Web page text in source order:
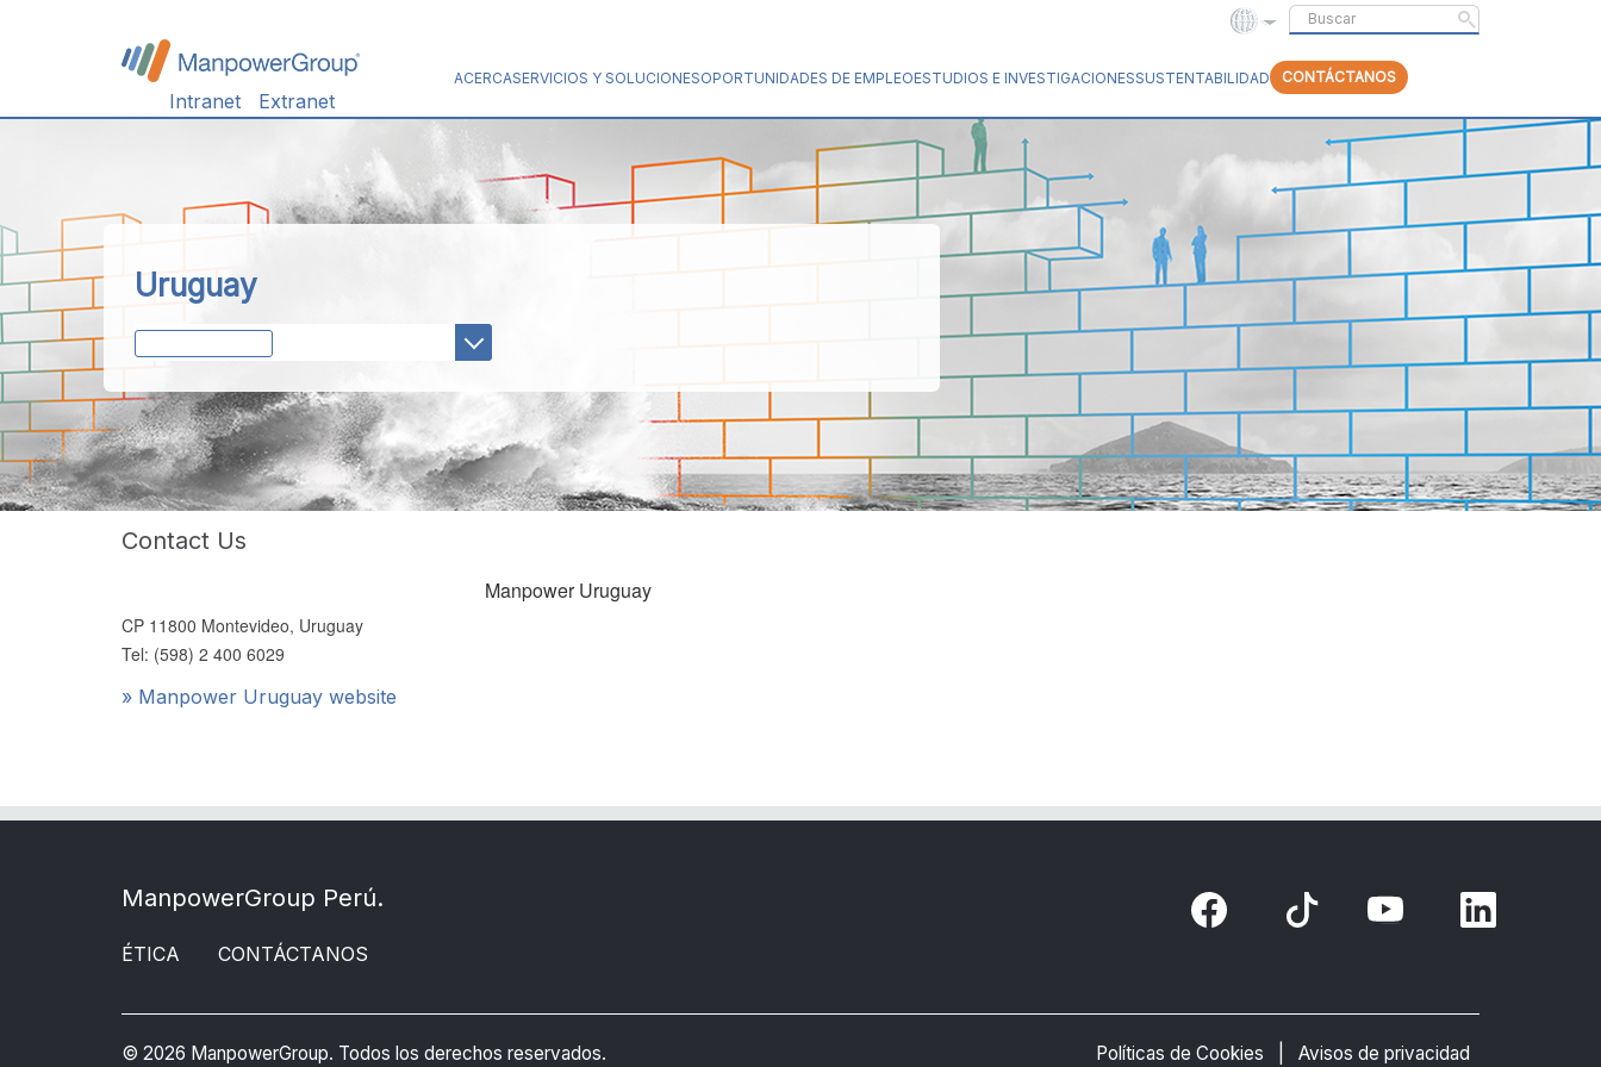
Intranet Extranet
ACERCASERVICIOS Y SOLUCIONESOPORTUNIDADES DE EMPLEOESTUDIOS E INVESTIGACIONESSUSTENTABILIDAD CONTÁCTANOS
Uruguay
Contact Us
Manpower Uruguay
CP 11800 Montevideo, Uruguay
Tel: (598) 2 400 6029
» Manpower Uruguay website
ManpowerGroup Perú.
ÉTICA CONTÁCTANOS
© 2026 ManpowerGroup. Todos los derechos reservados. Políticas de Cookies Avisos de privacidad